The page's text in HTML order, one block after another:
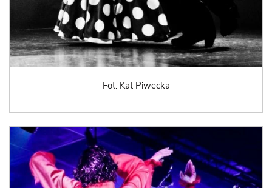
Fot. Kat Piwecka